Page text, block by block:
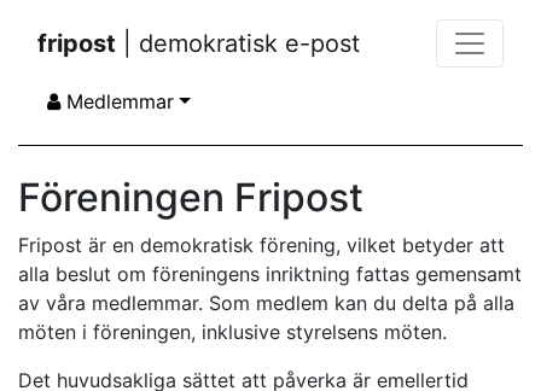
fripost | demokratisk e-post
Medlemmar
Föreningen Fripost
Fripost är en demokratisk förening, vilket betyder att
alla beslut om föreningens inriktning fattas gemensamt
av våra medlemmar. Som medlem kan du delta på alla
möten i föreningen, inklusive styrelsens möten.
Det huvudsakliga sättet att påverka är emellertid